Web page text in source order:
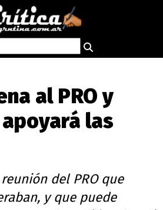
al PRO y
las
del PRO que
y que puede